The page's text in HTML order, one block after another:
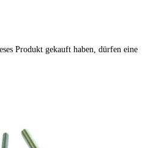
Produkt gekauft haben, dürfen eine